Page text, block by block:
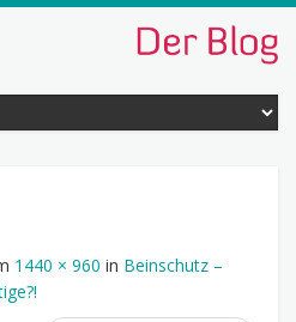
1440 × 960 in Beinschutz –